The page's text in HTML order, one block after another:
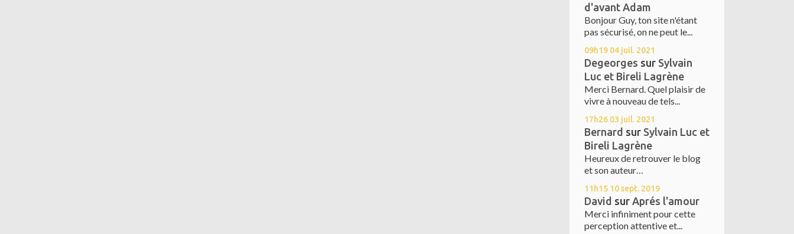
d'avant Adam
Bonjour Guy, ton site n'étant
pas sécurisé, on ne peut le...
09h19 04 juil. 2021
Degeorges sur Sylvain
Luc et Bireli Lagrène
Merci Bernard. Quel plaisir de
vivre à nouveau de tels...
17h26 03 juil. 2021
Bernard sur Sylvain Luc et
Bireli Lagrène
Heureux de retrouver le blog
et son auteur…
11h15 10sept. 2019
David sur Aprés l'amour
Merci infiniment pour cette
perception attentive et...